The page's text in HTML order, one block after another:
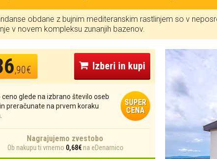
obdane z bujnim mediteranskim rastlinjem so v
v novem kompleksu zunanjih bazenov.
,90€ Izberi in kupi
ceno glede na izbrano število oseb
preračunate na prvem koraku
SUPER
CENA
Nagrajujemo zvestobo
Ob nakupu ti vrnemo 0,68€na eDenarnico